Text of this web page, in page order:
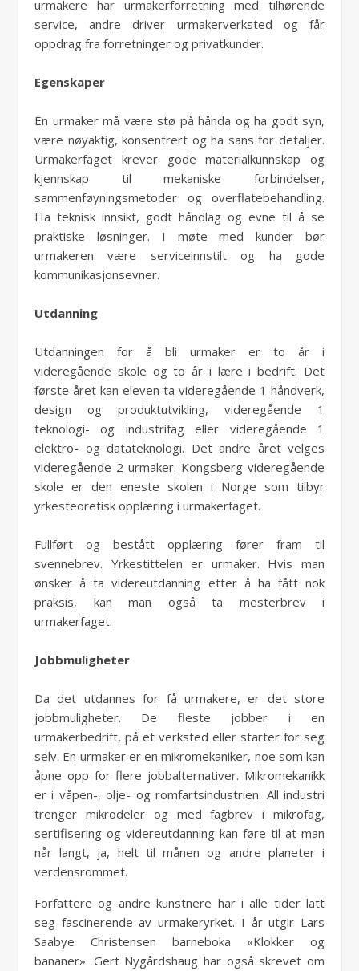
urmakere har urmakerforretning med tilhørende
service, andre driver urmakerverksted og får
oppdrag fra forretninger og privatkunder.
Egenskaper
En urmaker må være stø på hånda og ha godt syn,
være nøyaktig, konsentrert og ha sans for detaljer.
Urmakerfaget krever gode materialkunnskap og
kjennskap til mekaniske forbindelser,
sammenføyningsmetoder og overflatebehandling.
Ha teknisk innsikt, godt håndlag og evne til å se
praktiske løsninger. I møte med kunder bør
urmakeren være serviceinnstilt og ha gode
kommunikasjonsevner.
Utdanning
Utdanningen for å bli urmaker er to år i
videregående skole og to år i lære i bedrift. Det
første året kan eleven ta videregående 1 håndverk,
design og produktutvikling, videregående 1
teknologi- og industrifag eller videregående 1
elektro- og datateknologi. Det andre året velges
videregående 2 urmaker. Kongsberg videregående
skole er den eneste skolen i Norge som tilbyr
yrkesteoretisk opplæring i urmakerfaget.
Fullført og bestått opplæring fører fram til
svennebrev. Yrkestittelen er urmaker. Hvis man
ønsker å ta videreutdanning etter å ha fått nok
praksis, kan man også ta mesterbrev i
urmakerfaget.
Jobbmuligheter
Da det utdannes for få urmakere, er det store
jobbmuligheter. De fleste jobber i en
urmakerbedrift, på et verksted eller starter for seg
selv. En urmaker er en mikromekaniker, noe som kan
åpne opp for flere jobbalternativer. Mikromekanikk
er i våpen-, olje- og romfartsindustrien. All industri
trenger mikrodeler og med fagbrev i mikrofag,
sertifisering og videreutdanning kan føre til at man
når langt, ja, helt til månen og andre planeter i
verdensrommet.
Forfattere og andre kunstnere har i alle tider latt
seg fascinerende av urmakeryrket. I år utgir Lars
Saabye Christensen barneboka «Klokker og
bananer». Gert Nygårdshaug har også skrevet om